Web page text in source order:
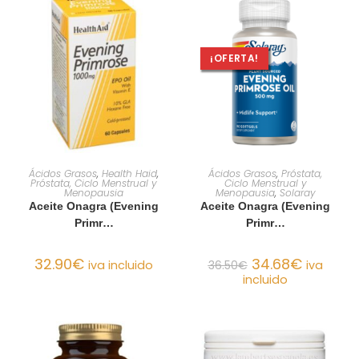
AÑADIR AL CARRITO
Ácidos Grasos, Health Haid,
Próstata, Ciclo Menstrual y
Menopausia
Aceite Onagra (Evening
Primr…
32.90€ iva incluido
¡OFERTA!
AÑADIR AL CARRITO
Ácidos Grasos, Próstata,
Ciclo Menstrual y
Menopausia, Solaray
Aceite Onagra (Evening
Primr…
36.50€ 34.68€ iva
incluido